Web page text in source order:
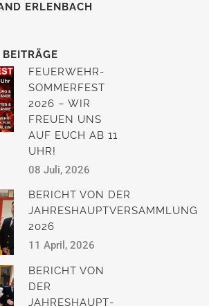
ERLENBACH
FEUERWEHR-
SOMMERFEST
2026 – WIR
FREUEN UNS
AUF EUCH AB 11
UHR!
08 Juli, 2026
BERICHT VON DER
JAHRESHAUPTVERSAMMLUNG
2026
11 April, 2026
BERICHT VON
DER
JAHRESHAUPT­